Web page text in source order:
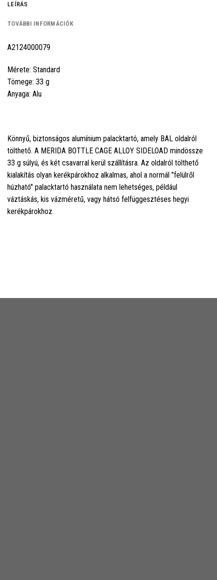
LEÍRÁS
TOVÁBBI INFORMÁCIÓK
A2124000079
Mérete: Standard
Tömege: 33 g
Anyaga: Alu
Könnyű, biztonságos alumínium palacktartó, amely BAL oldalról
tölthető. A MERIDA BOTTLE CAGE ALLOY SIDELOAD mindössze
33 g súlyú, és két csavarral kerül szállításra. Az oldalról tölthető
kialakítás olyan kerékpárokhoz alkalmas, ahol a normál "felülről
húzható" palacktartó használata nem lehetséges, például
váztáskás, kis vázméretű, vagy hátsó felfüggesztéses hegyi
kerékpárokhoz.